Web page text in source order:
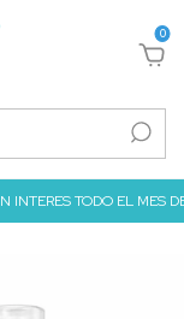
0
TODO EL MES DE